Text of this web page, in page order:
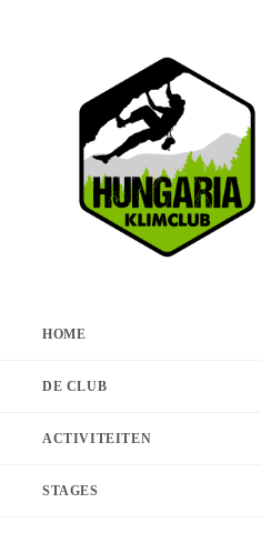
HOME
DE CLUB
ACTIVITEITEN
STAGES